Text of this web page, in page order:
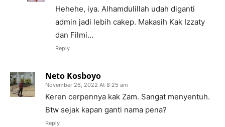
Hehehe, iya. Alhamdulillah udah diganti
admin jadi lebih cakep. Makasih Kak Izzaty
dan Filmi…
Reply
Neto Kosboyo
November 26, 2022 At 8:25 am
Keren cerpennya kak Zam. Sangat menyentuh.
Btw sejak kapan ganti nama pena?
Reply